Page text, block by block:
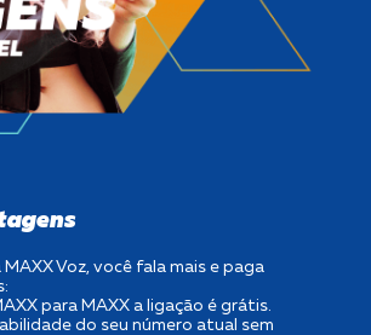
MAXX Voz, você fala mais e paga
para MAXX a ligação é grátis.
do seu número atual sem